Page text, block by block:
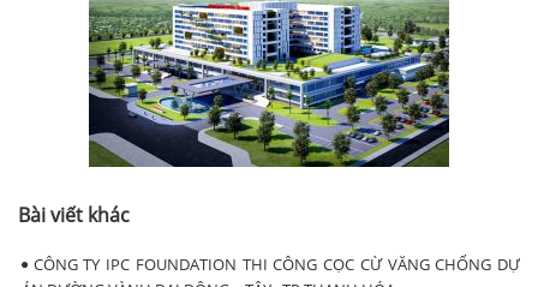
Bài viết khác
CÔNG TY IPC FOUNDATION THI CÔNG CỌC CỪ VĂNG CHỐNG DỰ